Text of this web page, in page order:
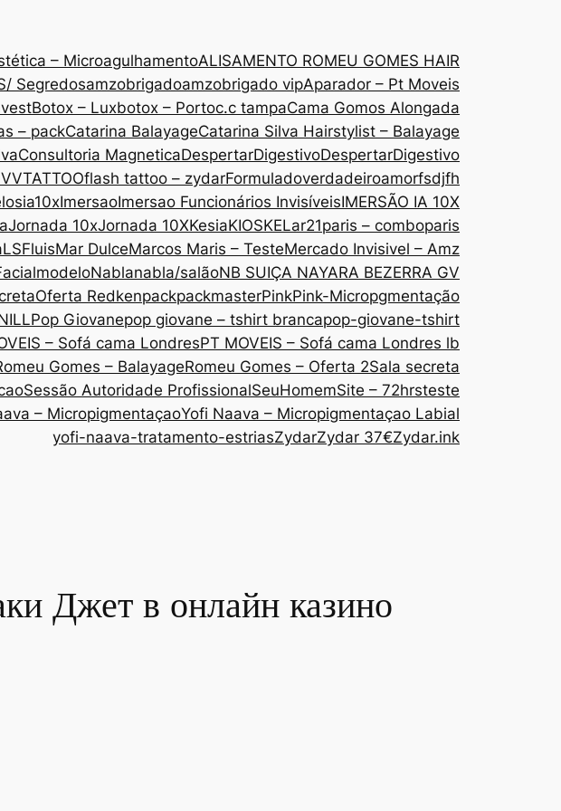
– MicroagulhamentoALISAMENTO ROMEU GOMES HAIR
Segredosamzobrigadoamzobrigado vipAparador – Pt Moveis
Botox – Luxbotox – Portoc.c tampaCama Gomos Alongada
– packCatarina BalayageCatarina Silva Hairstylist – Balayage
Consultoria MagneticaDespertarDigestivoDespertarDigestivo
flash tattoo – zydarFormuladoverdadeiroamorfsdjfh
ia10xImersaoImersao Funcionários InvisíveisIMERSÃO IA 10X
Jornada 10xJornada 10XKesiaKIOSKELar21paris – comboparis
LSFluisMar DulceMarcos Maris – TesteMercado Invisivel – Amz
modeloNablanabla/salãoNB SUIÇA NAYARA BEZERRA GV
Oferta RedkenpackpackmasterPinkPink-Micropgmentação
Pop Giovanepop giovane – tshirt brancapop-giovane-tshirt
– Sofá cama LondresPT MOVEIS – Sofá cama Londres lb
Gomes – BalayageRomeu Gomes – Oferta 2Sala secreta
Sessão Autoridade ProfissionalSeuHomemSite – 72hrsteste
– MicropigmentaçaoYofi Naava – Micropigmentaçao Labial
yofi-naava-tratamento-estriasZydarZydar 37€Zydar.ink
Джет в онлайн казино